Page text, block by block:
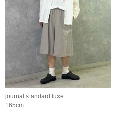
journal standard luxe
165cm